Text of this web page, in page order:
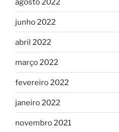
agosto 2022
junho 2022
abril 2022
março 2022
fevereiro 2022
janeiro 2022
novembro 2021